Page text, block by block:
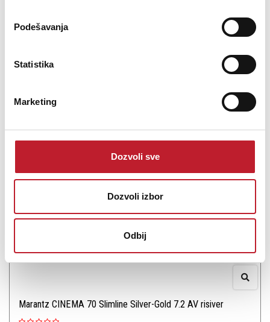
Podešavanja
Statistika
Marketing
Dozvoli sve
Dozvoli izbor
Odbij
strimingom. CINEMA 60 je novi standard temeljnog luksuznog
kućnog bioskopa.
Šifra: 17065
DODAJ U KORPU
Marantz CINEMA 70 Slimline Silver-Gold 7.2 AV risiver